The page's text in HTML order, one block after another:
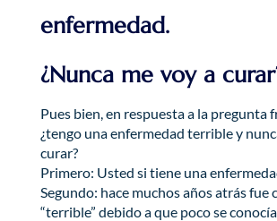
enfermedad.
¿Nunca me voy a
Pues bien, en respuesta a la pregunta
¿tengo una enfermedad terrible y
curar?
Primero: Usted si tiene una
Segundo: hace muchos años atrás fue
“terrible” debido a que poco se